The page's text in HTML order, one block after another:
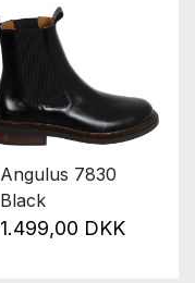
Angulus 7830
Black
1.499,00 DKK